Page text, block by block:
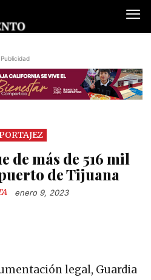
Publicidad
de más de 516 mil
de Tijuana
enero 9, 2023
legal, Guardia